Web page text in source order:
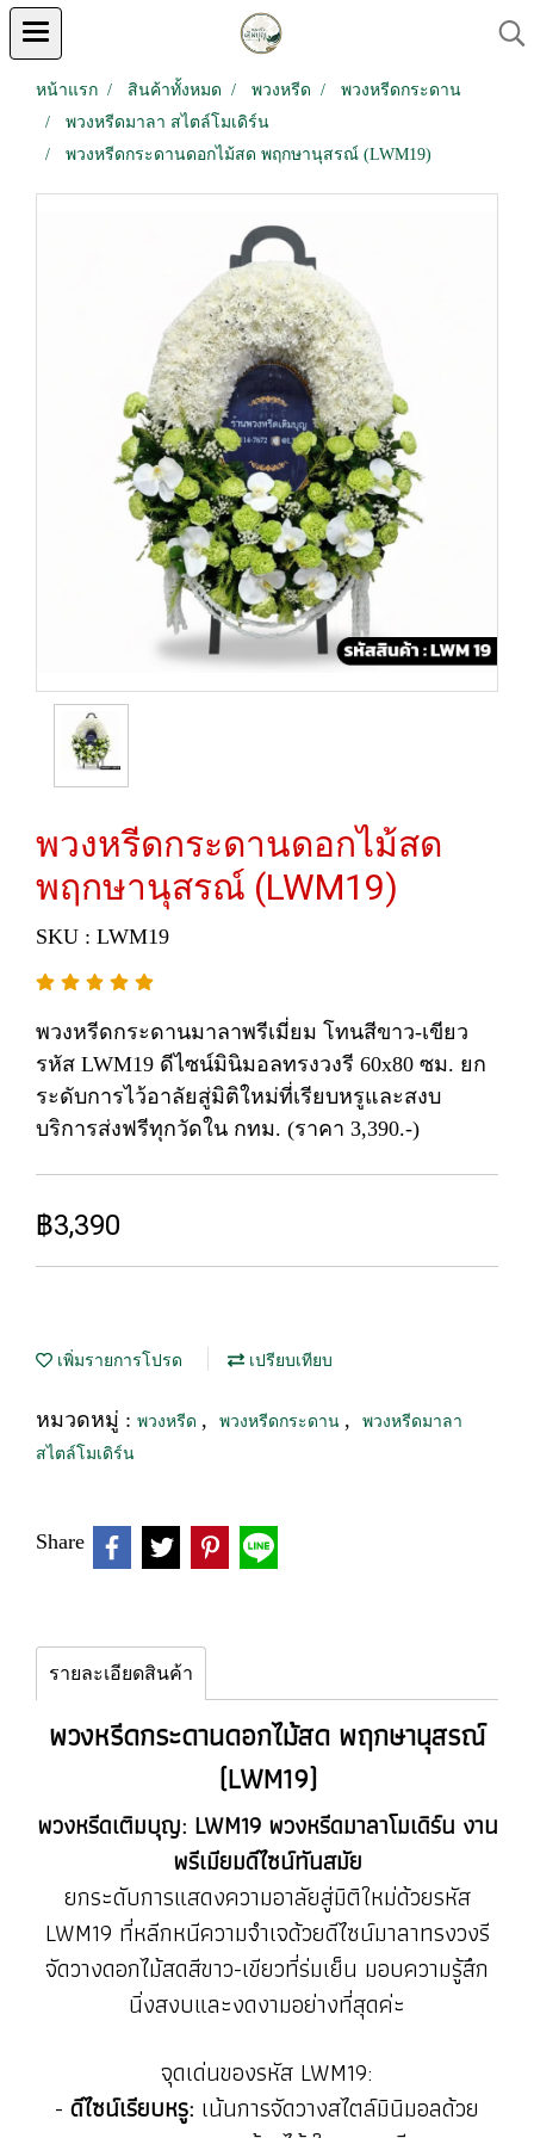
หน้าแรก สินค้าทั้งหมด พวงหรีด
พวงหรีดกระดาน
พวงหรีดมาลา สไตล์โมเดิร์น
พวงหรีดกระดานดอกไม้สด พฤกษานุสรณ์ (LWM19)
พวงหรีดกระดานดอกไม้สด
พฤกษานุสรณ์ (LWM19)
SKU : LWM19
พวงหรีดกระดานมาลาพรีเมี่ยม โทนสีขาว-เขียว
รหัส LWM19 ดีไซน์มินิมอลทรงวงรี 60x80 ซม. ยก
ระดับการไว้อาลัยสู่มิติใหม่ที่เรียบหรูและสงบ
บริการส่งฟรีทุกวัดใน กทม. (ราคา 3,390.-)
฿3,390
เพิ่มรายการโปรด เปรียบเทียบ
หมวดหมู่ : พวงหรีด , พวงหรีดกระดาน ,
พวงหรีดมาลา
สไตล์โมเดิร์น
Share
รายละเอียดสินค้า
พวงหรีดกระดานดอกไม้สด พฤกษานุสรณ์
(LWM19)
พวงหรีดเติมบุญ: LWM19 พวงหรีดมาลาโมเดิร์น งาน
พรีเมียมดีไซน์ทันสมัย
ยกระดับการแสดงความอาลัยสู่มิติใหม่ด้วยรหัส
LWM19 ที่หลีกหนีความจำเจด้วยดีไซน์มาลาทรงวงรี
จัดวางดอกไม้สดสีขาว-เขียวที่ร่มเย็น มอบความรู้สึก
นิ่งสงบและงดงามอย่างที่สุดค่ะ
จุดเด่นของรหัส LWM19:
- ดีไซน์เรียบหรู: เน้นการจัดวางสไตล์มินิมอลด้วย